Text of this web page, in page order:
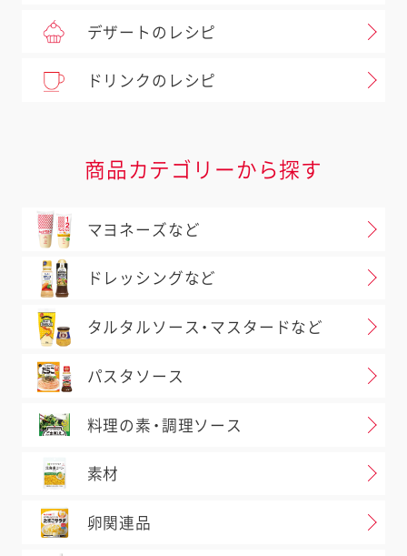
デザートのレシピ
ドリンクのレシピ
商品カテゴリーから探す
マヨネーズなど
ドレッシングなど
タルタルソース・マスタードなど
パスタソース
料理の素・調理ソース
素材
卵関連品